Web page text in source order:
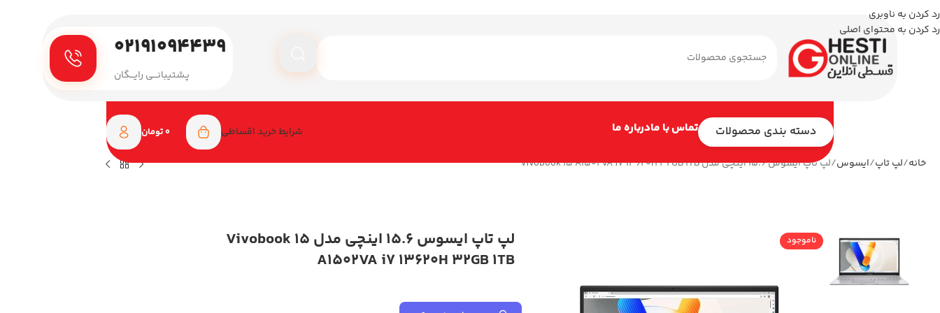
رد کردن به ناوبری
رد کردن به محتوای اصلی
۰۲۱۹۱۰۹۴۴۳۹
پـشتیبانـــی رایـــگان
دسته بندی محصولات تماس با مادرباره ما شرایط خرید اقساطی 0 تومان
خانه لپ تاپ ایسوس لپ تاپ ایسوس 15.6 اینچی مدل Vivobook 15 A1502VA i7 13620H 32GB 1TB
ناموجود
لپ تاپ ایسوس 15.6 اینچی مدل Vivobook 15
A1502VA i7 13620H 32GB 1TB